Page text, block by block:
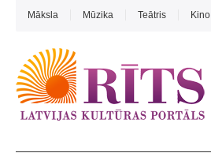
Māksla Mūzika Teātris Kino